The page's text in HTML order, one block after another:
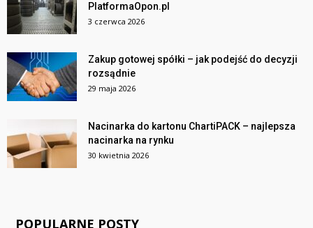
PlatformaOpon.pl
3 czerwca 2026
Zakup gotowej spółki – jak podejść do decyzji
rozsądnie
29 maja 2026
Nacinarka do kartonu ChartiPACK – najlepsza
nacinarka na rynku
30 kwietnia 2026
POPULARNE POSTY